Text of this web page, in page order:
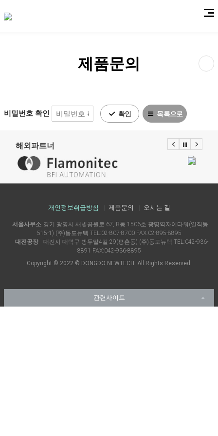
제품문의
제품문의
비밀번호 확인 확인 목록으로
해외파트너
Next
Stop
개인정보취급방침 제품문의 오시는 길
관련사이트
서울사무소 경기 광명시 새빛공원로 67, B동 1506호 광명역자이타워(일직동
515-1) (주)동도뉴텍 TEL:02-807-8700FAX:02-895-8895
대전공장
대전시 대덕구 방두말4길 29(평촌동) (주)동도뉴텍 TEL:042-936-
8891
FAX:042-936-8895
Copyright © 2022 © DONGDO NEWTECH. All Rights Reserved.